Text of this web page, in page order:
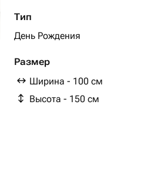
Тип
День Рождения
Размер
Ширина - 100 см
Высота - 150 см